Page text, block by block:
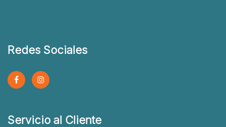
Redes Sociales
Servicio al Cliente